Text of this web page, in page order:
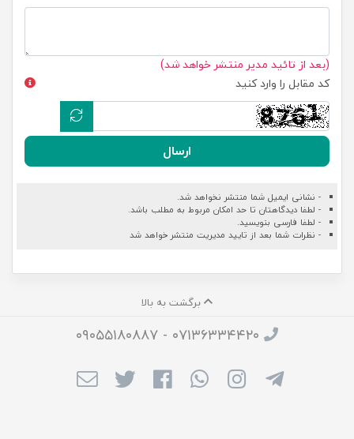
(بعد از تائید مدیر منتشر خواهد شد)
کد مقابل را وارد کنید
ارسال
- نشانی ایمیل شما منتشر نخواهد شد.
- لطفا دیدگاهتان تا حد امکان مربوط به مطلب باشد.
- لطفا فارسی بنویسید.
- نظرات شما بعد از تایید مدیریت منتشر خواهد شد
برگشت به بالا
۰۷۱۳۶۳۳۴۴۲۰ - ۰۹۰۵۵۱۸۰۸۸۷